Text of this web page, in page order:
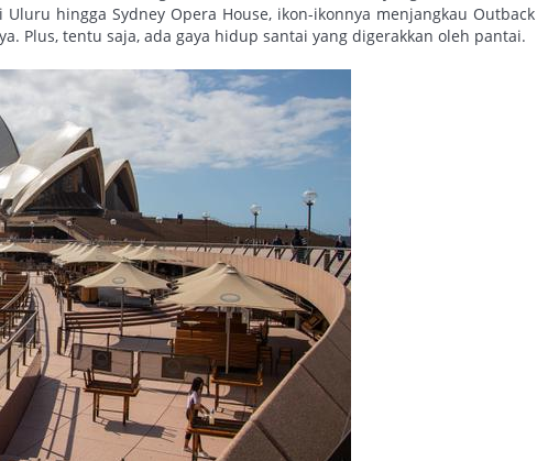
hingga Sydney Opera House, ikon-ikonnya menjangkau Outback
Plus, tentu saja, ada gaya hidup santai yang digerakkan oleh pantai.